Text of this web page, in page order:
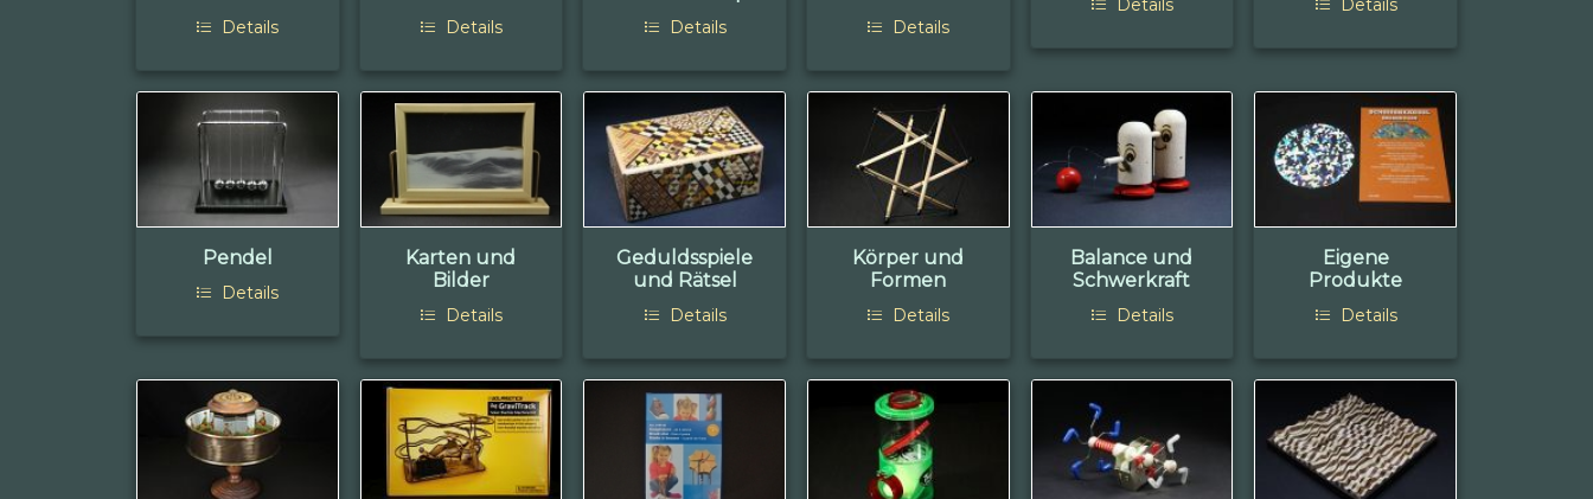
Details Details Details Details
Details Details
Pendel
Details
Karten und
Bilder
Details
Geduldsspiele
und Rätsel
Details
Körper und
Formen
Details
Balance und
Schwerkraft
Details
Eigene
Produkte
Details